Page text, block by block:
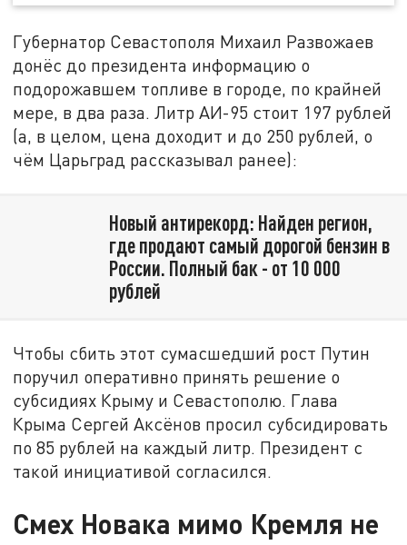
Губернатор Севастополя Михаил Развожаев
донёс до президента информацию о
подорожавшем топливе в городе, по крайней
мере, в два раза. Литр АИ-95 стоит 197 рублей
(а, в целом, цена доходит и до 250 рублей, о
чём Царьград рассказывал ранее):
Новый антирекорд: Найден регион,
где продают самый дорогой бензин в
России. Полный бак - от 10 000
рублей
Чтобы сбить этот сумасшедший рост Путин
поручил оперативно принять решение о
субсидиях Крыму и Севастополю. Глава
Крыма Сергей Аксёнов просил субсидировать
по 85 рублей на каждый литр. Президент с
такой инициативой согласился.
Смех Новака мимо Кремля не